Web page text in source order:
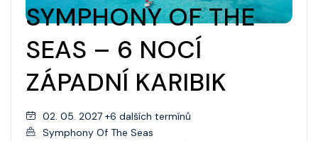
SYMPHONY OF THE
SEAS – 6 NOCÍ
ZÁPADNÍ KARIBIK
02. 05. 2027 +6 dalších termínů
Symphony Of The Seas